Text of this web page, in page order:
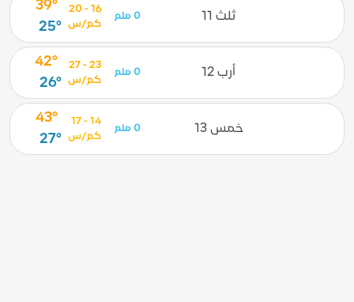
ثلث 11 0 ملم
16 - 20
كم/س
39°
25°
أرب 12 0 ملم
23 - 27
كم/س
42°
26°
خمس 13 0 ملم
14 - 17
كم/س
43°
27°